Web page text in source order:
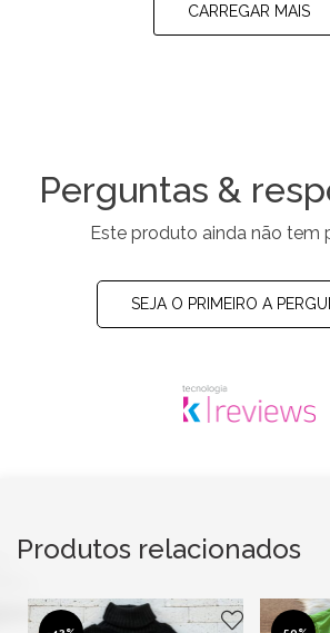
CARREGAR MAIS
Perguntas &
Este produto ainda não tem
SEJA O PRIMEIRO A
Produtos relacionados